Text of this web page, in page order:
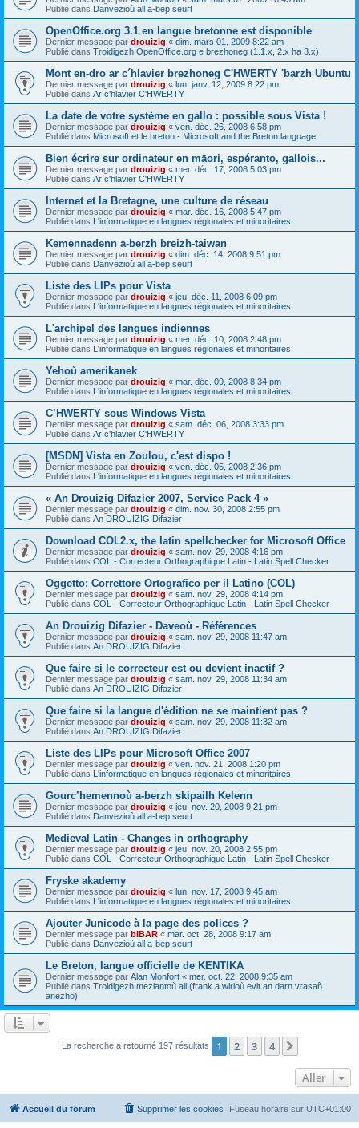
Publié dans Danvezioù all a-bep seurt
OpenOffice.org 3.1 en langue bretonne est disponible
Dernier message par drouizig « dim. mars 01, 2009 8:22 am
Publié dans Troidigezh OpenOffice.org e brezhoneg (1.1.x, 2.x ha 3.x)
Mont en-dro ar c´hlavier brezhoneg C'HWERTY 'barzh Ubuntu
Dernier message par drouizig « lun. janv. 12, 2009 8:22 pm
Publié dans Ar c'hlavier C'HWERTY
La date de votre système en gallo : possible sous Vista !
Dernier message par drouizig « ven. déc. 26, 2008 6:58 pm
Publié dans Microsoft et le breton - Microsoft and the Breton language
Bien écrire sur ordinateur en māori, espéranto, gallois...
Dernier message par drouizig « mer. déc. 17, 2008 5:03 pm
Publié dans Ar c'hlavier C'HWERTY
Internet et la Bretagne, une culture de réseau
Dernier message par drouizig « mar. déc. 16, 2008 5:47 pm
Publié dans L'informatique en langues régionales et minoritaires
Kemennadenn a-berzh breizh-taiwan
Dernier message par drouizig « dim. déc. 14, 2008 9:51 pm
Publié dans Danvezioù all a-bep seurt
Liste des LIPs pour Vista
Dernier message par drouizig « jeu. déc. 11, 2008 6:09 pm
Publié dans L'informatique en langues régionales et minoritaires
L'archipel des langues indiennes
Dernier message par drouizig « mer. déc. 10, 2008 2:48 pm
Publié dans L'informatique en langues régionales et minoritaires
Yehoù amerikanek
Dernier message par drouizig « mar. déc. 09, 2008 8:34 pm
Publié dans L'informatique en langues régionales et minoritaires
C’HWERTY sous Windows Vista
Dernier message par drouizig « sam. déc. 06, 2008 3:33 pm
Publié dans Ar c'hlavier C'HWERTY
[MSDN] Vista en Zoulou, c'est dispo !
Dernier message par drouizig « ven. déc. 05, 2008 2:36 pm
Publié dans L'informatique en langues régionales et minoritaires
« An Drouizig Difazier 2007, Service Pack 4 »
Dernier message par drouizig « dim. nov. 30, 2008 2:55 pm
Publié dans An DROUIZIG Difazier
Download COL2.x, the latin spellchecker for Microsoft Office
Dernier message par drouizig « sam. nov. 29, 2008 4:16 pm
Publié dans COL - Correcteur Orthographique Latin - Latin Spell Checker
Oggetto: Correttore Ortografico per il Latino (COL)
Dernier message par drouizig « sam. nov. 29, 2008 4:14 pm
Publié dans COL - Correcteur Orthographique Latin - Latin Spell Checker
An Drouizig Difazier - Daveoù - Références
Dernier message par drouizig « sam. nov. 29, 2008 11:47 am
Publié dans An DROUIZIG Difazier
Que faire si le correcteur est ou devient inactif ?
Dernier message par drouizig « sam. nov. 29, 2008 11:34 am
Publié dans An DROUIZIG Difazier
Que faire si la langue d'édition ne se maintient pas ?
Dernier message par drouizig « sam. nov. 29, 2008 11:32 am
Publié dans An DROUIZIG Difazier
Liste des LIPs pour Microsoft Office 2007
Dernier message par drouizig « ven. nov. 21, 2008 1:20 pm
Publié dans L'informatique en langues régionales et minoritaires
Gourc’hemennoù a-berzh skipailh Kelenn
Dernier message par drouizig « jeu. nov. 20, 2008 9:21 pm
Publié dans Danvezioù all a-bep seurt
Medieval Latin - Changes in orthography
Dernier message par drouizig « jeu. nov. 20, 2008 2:55 pm
Publié dans COL - Correcteur Orthographique Latin - Latin Spell Checker
Fryske akademy
Dernier message par drouizig « lun. nov. 17, 2008 9:45 am
Publié dans L'informatique en langues régionales et minoritaires
Ajouter Junicode à la page des polices ?
Dernier message par bIBAR « mar. oct. 28, 2008 9:17 am
Publié dans Danvezioù all a-bep seurt
Le Breton, langue officielle de KENTIKA
Dernier message par Alan Monfort « mer. oct. 22, 2008 9:35 am
Publié dans Troidigezh meziantoù all (frank a wirioù evit an darn vrasañ
anezho)
La recherche a retourné 197 résultats 1 2 3 4
Aller
Accueil du forum Fuseau horaire sur UTC+01:00
Supprimer les cookies